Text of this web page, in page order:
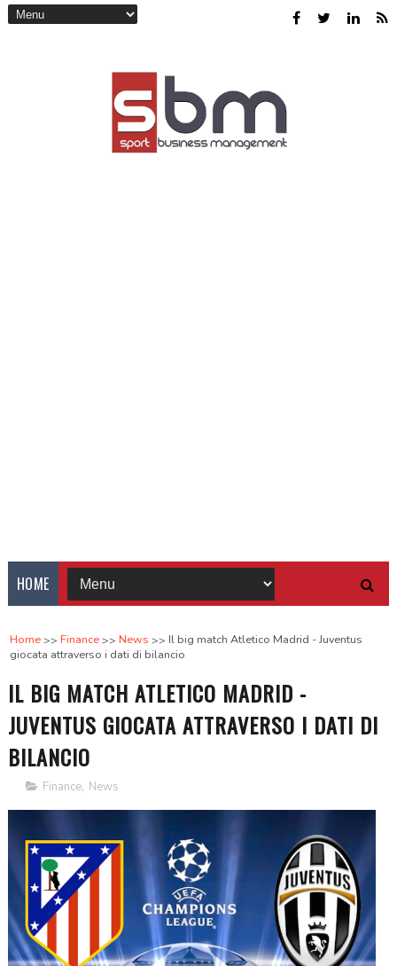
HOME
Home Finance News
Il big match Atletico Madrid - Juventus
giocata attraverso i dati di bilancio
IL BIG MATCH ATLETICO MADRID -
JUVENTUS GIOCATA ATTRAVERSO I DATI DI
BILANCIO
Finance, News